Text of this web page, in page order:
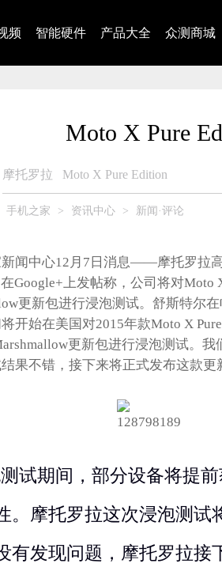
频 智能硬件 产品大全 众测商城
Moto X Pure
摩托罗拉 Moto X Pure Edition
手机之家 > 资讯中心 > 新闻·评论
中心12月7日消息——摩托罗拉高
Google+上发帖称，公司将对Moto
更新包进行浸泡测试。舒斯特尔
开始在美国对2015年款Moto X
更新包进行浸泡测试。
果不错，接下来将正式发布这款更
试期间，部分设备将提
。摩托罗拉这次浸泡测试
有发现问题，摩托罗拉接